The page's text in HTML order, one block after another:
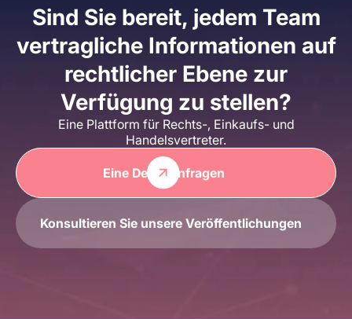
Sind Sie bereit, jedem Team
vertragliche Informationen auf
rechtlicher Ebene zur
Verfügung zu stellen?
Eine Plattform für Rechts-, Einkaufs- und
Handelsvertreter.
Eine Demo anfragen
Konsultieren Sie unsere Veröffentlichungen